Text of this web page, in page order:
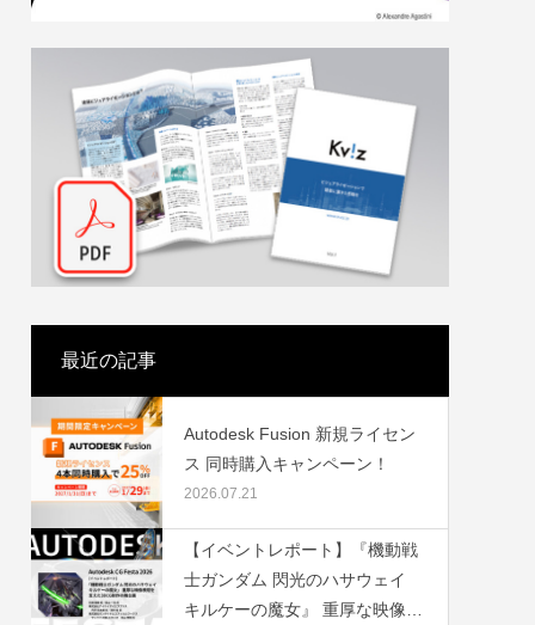
群集シミュレーション徹底比較ウェビナー
2025.06.17
ビナー 3Dキャラクターにモーションをつけよう
2021.04.23
場で考
【イベントレポート】オートデスク製品最
新情報と未来の制作環境 – Autodesk CG
Festa 2026（オートデスク株式会社）
2026.06.22
ナー –
6弾
東京ゲームショウ2022 出展レポート
2022.09.30
ルズ＆
・柳
[外部事例]フラッグの新オフィス、映像コ
ンテンツ制作専用の10GbEネットワークを
「M4300-96X」で構築 映像制作現場の
「スピード感」を支えるネットギアの10ギ
ガスイッチ
2019.10.07
最近の記事
Autodesk Fusion 新規ライセン
ス 同時購入キャンペーン！
2026.07.21
【イベントレポート】『機動戦
士ガンダム 閃光のハサウェイ
キルケーの魔女』 重厚な映像表